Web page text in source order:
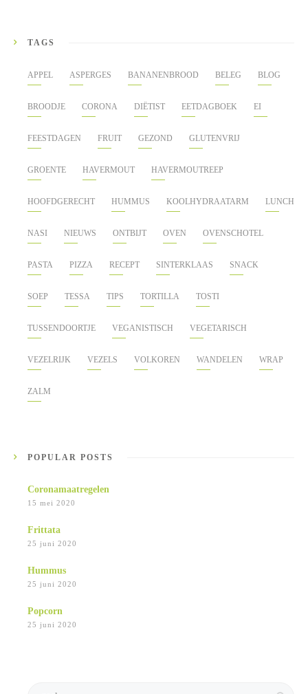
TAGS
APPEL ASPERGES BANANENBROOD BELEG BLOG
BROODJE CORONA DIËTIST EETDAGBOEK EI
FEESTDAGEN FRUIT GEZOND GLUTENVRIJ
GROENTE HAVERMOUT HAVERMOUTREEP
HOOFDGERECHT HUMMUS KOOLHYDRAATARM LUNCH
NASI NIEUWS ONTBIJT OVEN OVENSCHOTEL
PASTA PIZZA RECEPT SINTERKLAAS SNACK
SOEP TESSA TIPS TORTILLA TOSTI
TUSSENDOORTJE VEGANISTISCH VEGETARISCH
VEZELRIJK VEZELS VOLKOREN WANDELEN WRAP
ZALM
POPULAR POSTS
Coronamaatregelen
15 mei 2020
Frittata
25 juni 2020
Hummus
25 juni 2020
Popcorn
25 juni 2020